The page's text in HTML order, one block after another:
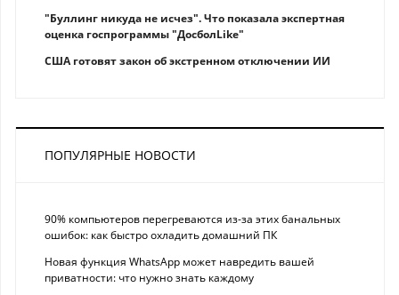
"Буллинг никуда не исчез". Что показала экспертная
оценка госпрограммы "ДосболLike"
США готовят закон об экстренном отключении ИИ
ПОПУЛЯРНЫЕ НОВОСТИ
90% компьютеров перегреваются из-за этих банальных
ошибок: как быстро охладить домашний ПК
Новая функция WhatsApp может навредить вашей
приватности: что нужно знать каждому